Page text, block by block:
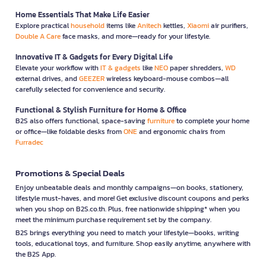
Home Essentials That Make Life Easier
Explore practicalhouseholditems likeAnitechkettles, Xiaomiair purifiers,
Double A Careface masks, and more—ready for your lifestyle.
Innovative IT & Gadgets for Every Digital Life
Elevate your workflow withIT & gadgets likeNEOpaper shredders, WD
external drives, andGEEZERwireless keyboard-mouse combos—all
carefully selected for convenience and security.
Functional & Stylish Furniture for Home & Office
B2S also offers functional, space-savingfurnitureto complete your home
or office—like foldable desks fromONEand ergonomic chairs from
Furradec
Promotions & Special Deals
Enjoy unbeatable deals and monthly campaigns—on books, stationery,
lifestyle must-haves, and more! Get exclusive discount coupons and perks
when you shop on B2S.co.th. Plus, free nationwide shipping* when you
meet the minimum purchase requirement set by the company.
B2S brings everything you need to match your lifestyle—books, writing
tools, educational toys, and furniture. Shop easily anytime, anywhere with
the B2S App.